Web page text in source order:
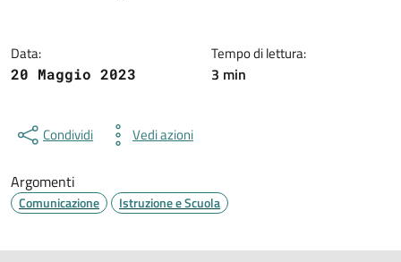
Data:
20 Maggio 2023
Tempo di lettura:
3 min
Condividi Vedi azioni
Argomenti
Comunicazione Istruzione e Scuola